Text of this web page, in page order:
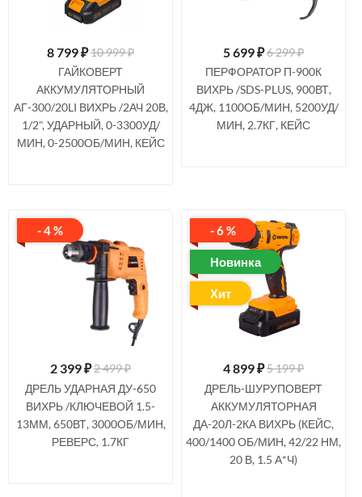
8 799₽10 999 ₽
ГАЙКОВЕРТ
АККУМУЛЯТОРНЫЙ
АГ-300/20LI ВИХРЬ /2АЧ 20В,
1/2", УДАРНЫЙ, 0-3300УД/
МИН, 0-2500ОБ/МИН, КЕЙС
5 699₽6 299 ₽
ПЕРФОРАТОР П-900К
ВИХРЬ /SDS-PLUS, 900ВТ,
4ДЖ, 1100ОБ/МИН, 5200УД/
МИН, 2.7КГ, КЕЙС
- 4 %
2 399₽2 499 ₽
ДРЕЛЬ УДАРНАЯ ДУ-650
ВИХРЬ /КЛЮЧЕВОЙ 1.5-
13ММ, 650ВТ, 3000ОБ/МИН,
РЕВЕРС, 1.7КГ
- 6 %
Новинка
Хит
4 899₽5 199 ₽
ДРЕЛЬ-ШУРУПОВЕРТ
АККУМУЛЯТОРНАЯ
ДА-20Л-2КА ВИХРЬ (КЕЙС,
400/1400 ОБ/МИН, 42/22 НМ,
20 В, 1.5 А*Ч)